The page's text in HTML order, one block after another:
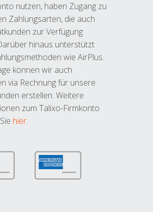
nutzen, haben Zugang zu
Zahlungsarten, die auch
zur Verfügung
hinaus unterstützt
wie AirPlus.
können wir auch
via Rechnung für unsere
erstellen. Weitere
zum Talixo-Firmkonto
hier.